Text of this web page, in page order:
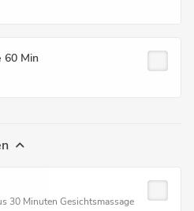
60 Min
30 Minuten Gesichtsmassage